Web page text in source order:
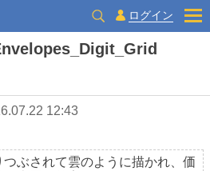
ログイン
12:43
ぶされて雲のように描かれ、価